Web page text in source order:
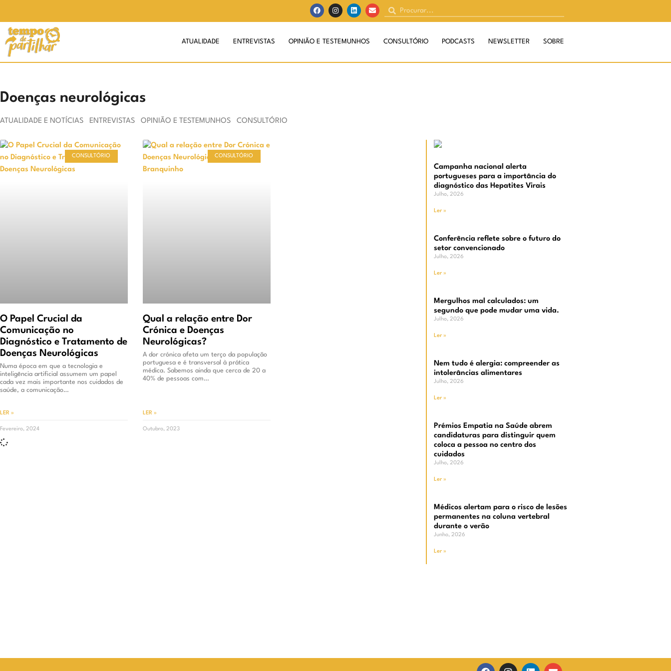
ATUALIDADE ENTREVISTAS OPINIÃO E TESTEMUNHOS CONSULTÓRIO PODCASTS NEWSLETTER SOBRE
Doenças neurológicas
ATUALIDADE E NOTÍCIAS ENTREVISTAS OPINIÃO E TESTEMUNHOS CONSULTÓRIO
CONSULTÓRIO
O Papel Crucial da
Comunicação no
Diagnóstico e Tratamento de
Doenças Neurológicas
Numa época em que a tecnologia e
inteligência artificial assumem um papel
cada vez mais importante nos cuidados de
saúde, a comunicação…
LER »
Fevereiro, 2024
CONSULTÓRIO
Qual a relação entre Dor
Crónica e Doenças
Neurológicas?
A dor crónica afeta um terço da população
portuguesa e é transversal à prática
médica. Sabemos ainda que cerca de 20 a
40% de pessoas com…
LER »
Outubro, 2023
Campanha nacional alerta
portugueses para a importância do
diagnóstico das Hepatites Virais
Julho, 2026
Ler »
Conferência reflete sobre o futuro do
setor convencionado
Julho, 2026
Ler »
Mergulhos mal calculados: um
segundo que pode mudar uma vida.
Julho, 2026
Ler »
Nem tudo é alergia: compreender as
intolerâncias alimentares
Julho, 2026
Ler »
Prémios Empatia na Saúde abrem
candidaturas para distinguir quem
coloca a pessoa no centro dos
cuidados
Julho, 2026
Ler »
Médicos alertam para o risco de lesões
permanentes na coluna vertebral
durante o verão
Junho, 2026
Ler »